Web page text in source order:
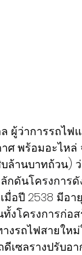
ผู้ว่าการรถไฟ
ศ พร้อมอะไหล่
ล้านบาทถ้วน)
กดันโครงการ
อปี 2538 มีอา
งโครงการก่อ
างรถไฟสายให
เซลรางปรับอ